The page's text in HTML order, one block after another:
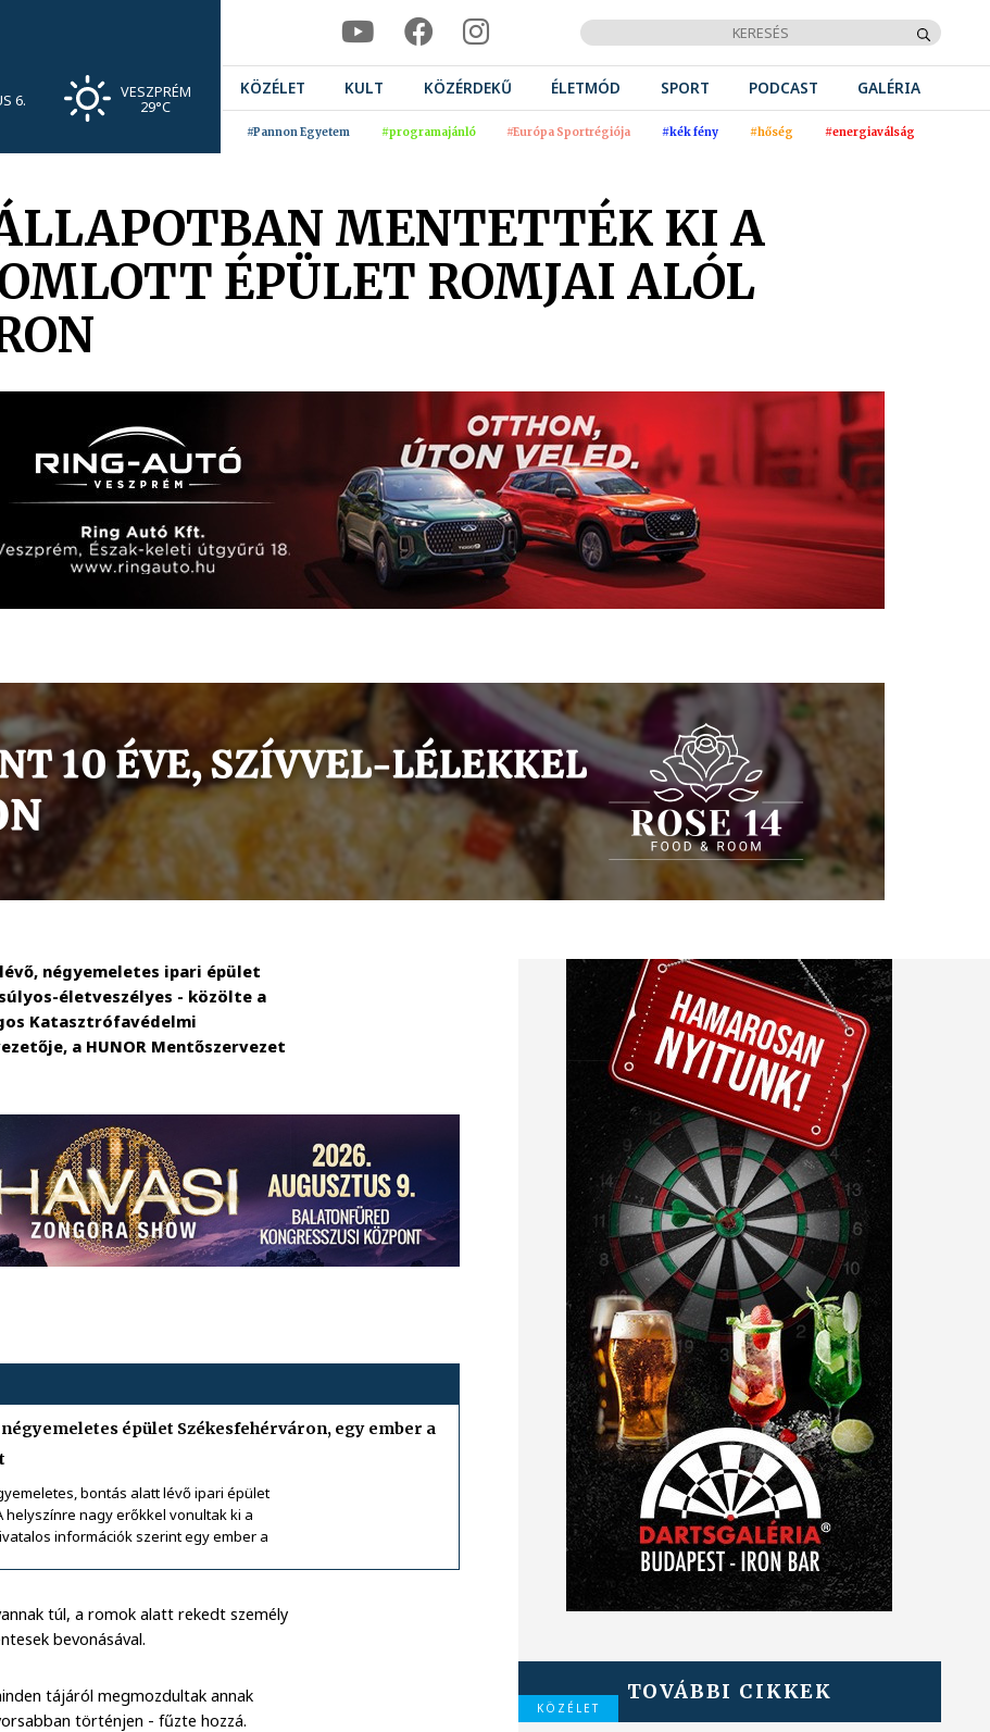
6. VESZPRÉM
29°C
KÖZÉLET KULT KÖZÉRDEKŰ ÉLETMÓD SPORT PODCAST GALÉRIA
#Pannon Egyetem #programajánló #Európa Sportrégiója #kék fény #hőség #energiaválság
MENTETTÉK KI A
ÉPÜLET ROMJAI ALÓL
négyemeletes ipari épület
életveszélyes - közölte a
Katasztrófavédelmi
a HUNOR Mentőszervezet
épület Székesfehérváron, egy ember a
bontás alatt lévő ipari épület
helyszínre nagy erőkkel vonultak ki a
információk szerint egy ember a
túl, a romok alatt rekedt személy
bevonásával.
tájáról megmozdultak annak
történjen - fűzte hozzá.
TOVÁBBI CIKKEK
KÖZÉLET